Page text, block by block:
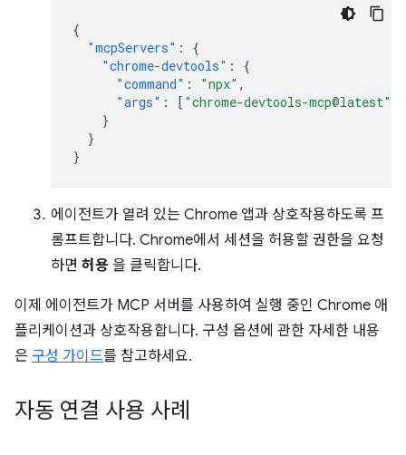
{
"mcpServers" :
{
"chrome-devtools" :
{
"command" : "npx" ,
"args" : [ "chrome-devtools-mcp@latest"
}
}
}
에이전트가 열려 있는 Chrome 앱과 상호작용하도록 프
롬프트합니다. Chrome에서 세션을 허용할 권한을 요청
하면 허용 을 클릭합니다.
이제 에이전트가 MCP 서버를 사용하여 실행 중인 Chrome 애
플리케이션과 상호작용합니다. 구성 옵션에 관한 자세한 내용
은 구성 가이드를 참고하세요.
자동 연결 사용 사례